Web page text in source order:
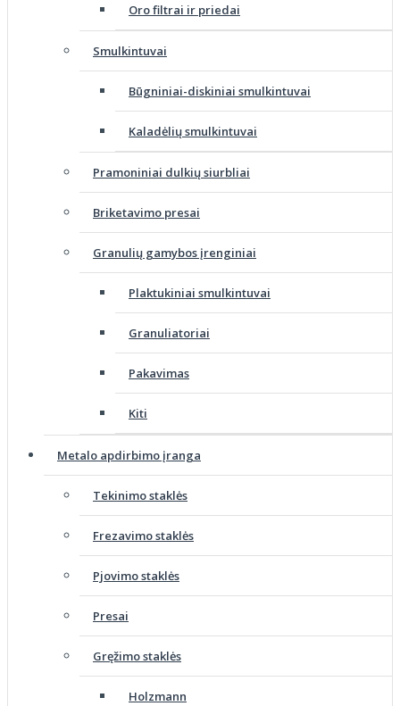
Oro filtrai ir priedai
Smulkintuvai
Būgniniai-diskiniai smulkintuvai
Kaladėlių smulkintuvai
Pramoniniai dulkių siurbliai
Briketavimo presai
Granulių gamybos įrenginiai
Plaktukiniai smulkintuvai
Granuliatoriai
Pakavimas
Kiti
Metalo apdirbimo įranga
Tekinimo staklės
Frezavimo staklės
Pjovimo staklės
Presai
Gręžimo staklės
Holzmann